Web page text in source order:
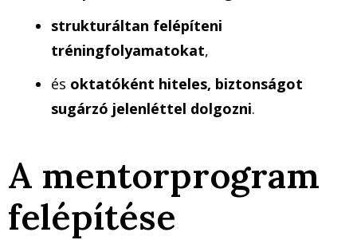
strukturáltan felépíteni
tréningfolyamatokat,
és oktatóként hiteles, biztonságot
sugárzó jelenléttel dolgozni.
A mentorprogram
felépítése